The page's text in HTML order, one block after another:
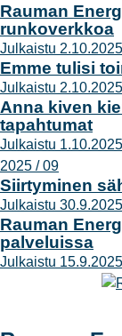
Rauman
runkoverkkoa
Julkaistu 2.10.2025
Emme tulisi
Julkaistu 2.10.2025
Anna kiven
tapahtumat
Julkaistu 1.10.2025
2025 / 09
Siirtyminen
Julkaistu 30.9.2025
Rauman
palveluissa
Julkaistu 15.9.2025